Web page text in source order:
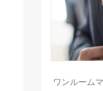
ワンルーム